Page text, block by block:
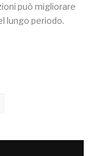
può migliorare
lungo periodo.